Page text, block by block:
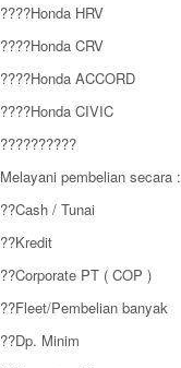
????Honda HRV
????Honda CRV
????Honda ACCORD
????Honda CIVIC
??????????
Melayani pembelian secara :
??Cash / Tunai
??Kredit
??Corporate PT ( COP )
??Fleet/Pembelian banyak
??Dp. Minim